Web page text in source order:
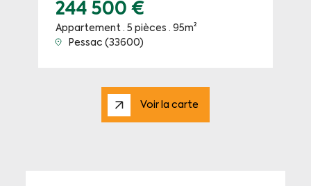
244 500 €
Appartement · 5 pièces · 95m²
Pessac (33600)
Voir la carte